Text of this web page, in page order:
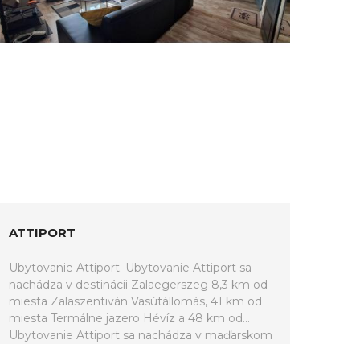
ATTIPORT
Ubytovanie Attiport. Ubytovanie Attiport sa
nachádza v destinácii Zalaegerszeg 8,3 km od
miesta Zalaszentiván Vasútállomás, 41 km od
miesta Termálne jazero Hévíz a 48 km od...
Ubytovanie Attiport sa nachádza v maďarskom